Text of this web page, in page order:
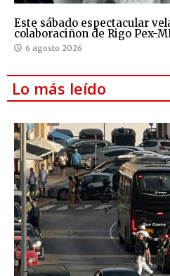
Este sábado espectacular
colaboraciñon de Rigo Pex-
6 agosto 2026
Lo más leído